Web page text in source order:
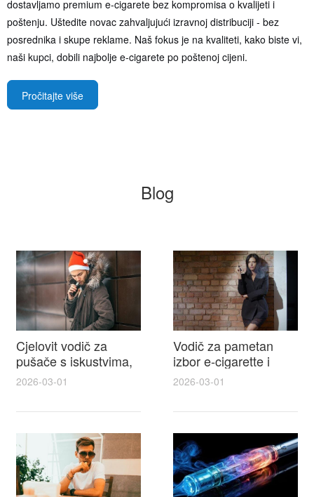
dostavljamo premium e-cigarete bez kompromisa o kvalijeti i
poštenju. Uštedite novac zahvaljujući izravnoj distribuciji - bez
posrednika i skupe reklame. Naš fokus je na kvaliteti, kako biste vi,
naši kupci, dobili najbolje e-cigarete po poštenoj cijeni.
Pročitajte više
Blog
Cjelovit vodič za
pušače s iskustvima,
recenzijama i
cigarette na e cigareta
2026-03-01
Vodič za pametan
izbor e-cigarette i
savjeti kako postići
elektronske cigarete
2026-03-01